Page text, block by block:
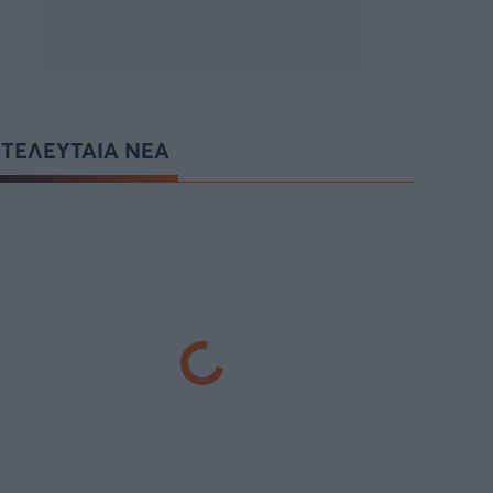
ΤΕΛΕΥΤΑΙΑ ΝΕΑ